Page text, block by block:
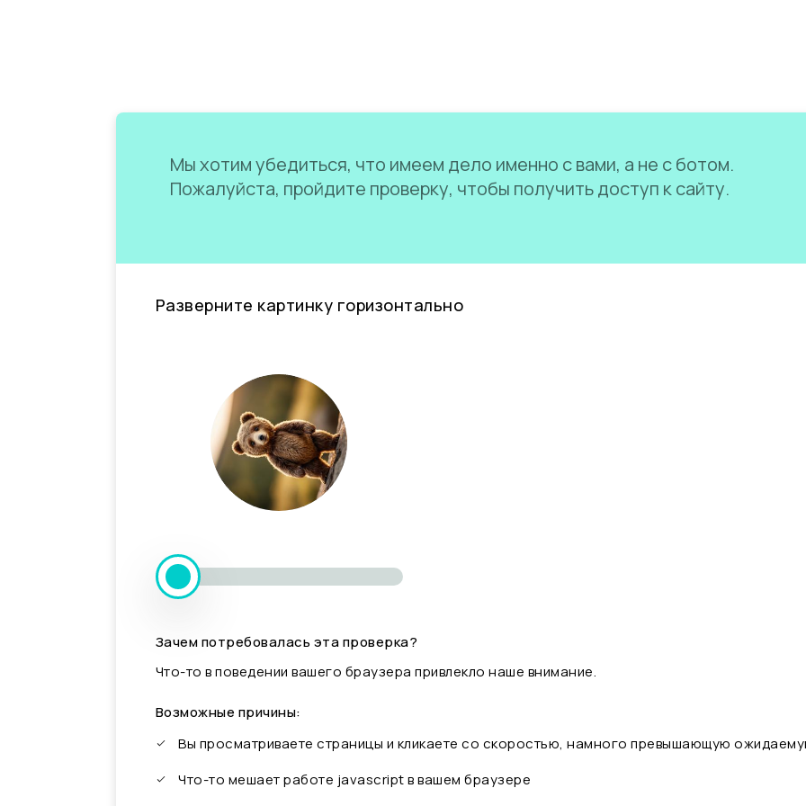
Мы хотим убедиться, что имеем дело именно с вами, а не с ботом.
Пожалуйста, пройдите проверку, чтобы получить доступ к сайту.
Разверните картинку горизонтально
Зачем потребовалась эта проверка?
Что-то в поведении вашего браузера привлекло наше внимание.
Возможные причины:
Вы просматриваете страницы и кликаете со скоростью, намного превышающую
Что-то мешает работе javascript в вашем браузере